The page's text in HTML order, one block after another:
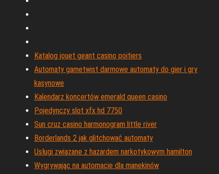
Katalog jouet geant casino poitiers
Automaty gametwist darmowe automaty do gier i gry
kasynowe
Kalendarz koncertów emerald queen casino
Pojedynczy slot xfx hd 7750
Sun cruz casino harmonogram little river
Borderlands 2 jak glitchować automaty
Usługi związane z hazardem narkotykowym hamilton
Wygrywając na automacie dla manekinów